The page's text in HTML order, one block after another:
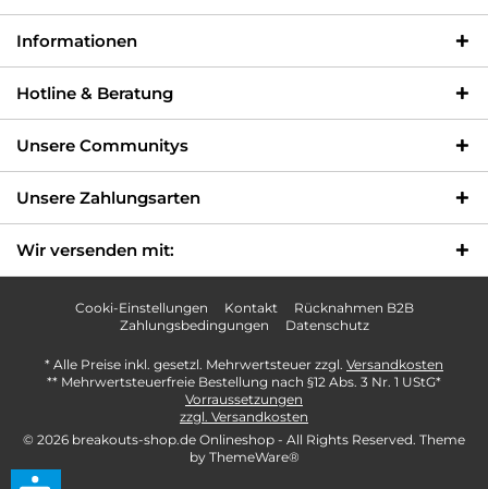
Informationen
Hotline & Beratung
Unsere Communitys
Unsere Zahlungsarten
Wir versenden mit:
Cooki-Einstellungen Kontakt
Rücknahmen B2B
Zahlungsbedingungen
Datenschutz
* Alle Preise inkl. gesetzl. Mehrwertsteuer zzgl. Versandkosten
** Mehrwertsteuerfreie Bestellung nach §12 Abs. 3 Nr. 1 UStG*
Vorraussetzungen
zzgl. Versandkosten
© 2026 breakouts-shop.de Onlineshop - All Rights Reserved. Theme
by ThemeWare®